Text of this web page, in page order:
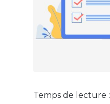
Temps de lecture :